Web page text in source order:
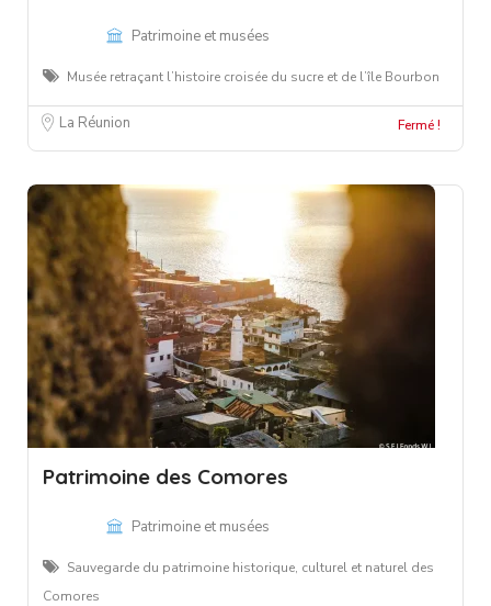
Patrimoine et musées
Musée retraçant l’histoire croisée du sucre et de l’île Bourbon
La Réunion Fermé !
Patrimoine des Comores
Patrimoine et musées
Sauvegarde du patrimoine historique, culturel et naturel des
Comores